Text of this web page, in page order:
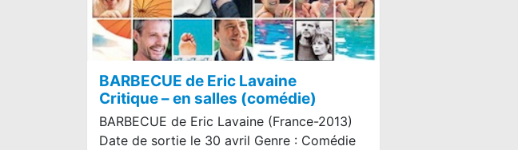
BARBECUE de Eric Lavaine
Critique – en salles (comédie)
BARBECUE de Eric Lavaine (France-2013)
Date de sortie le 30 avril Genre : Comédie